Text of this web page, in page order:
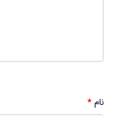
نام*